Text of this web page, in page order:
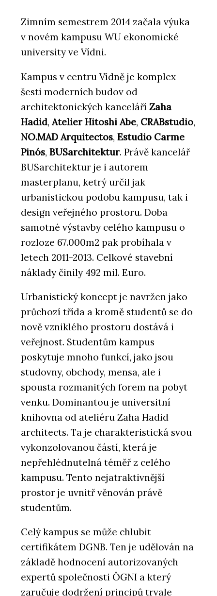
Zimním semestrem 2014 začala výuka
v novém kampusu WU ekonomické
university ve Vídni.
Kampus v centru Vídně je komplex
šesti moderních budov od
architektonických kanceláří Zaha
Hadid, Atelier Hitoshi Abe, CRABstudio,
NO.MAD Arquitectos, Estudio Carme
Pinós, BUSarchitektur. Právě kancelář
BUSarchitektur je i autorem
masterplanu, ketrý určil jak
urbanistickou podobu kampusu, tak i
design veřejného prostoru. Doba
samotné výstavby celého kampusu o
rozloze 67.000m2 pak probíhala v
letech 2011-2013. Celkové stavební
náklady činily 492 mil. Euro.
Urbanistický koncept je navržen jako
průchozí třída a kromě studentů se do
nově vzniklého prostoru dostává i
veřejnost. Studentům kampus
poskytuje mnoho funkcí, jako jsou
studovny, obchody, mensa, ale i
spousta rozmanitých forem na pobyt
venku. Dominantou je universitní
knihovna od ateliéru Zaha Hadid
architects. Ta je charakteristická svou
vykonzolovanou částí, která je
nepřehlédnutelná téměř z celého
kampusu. Tento nejatraktivnější
prostor je uvnitř věnován právě
studentům.
Celý kampus se může chlubit
certifikátem DGNB. Ten je udělován na
základě hodnocení autorizovaných
expertů společnosti ÖGNI a který
zaručuje dodržení principů trvale